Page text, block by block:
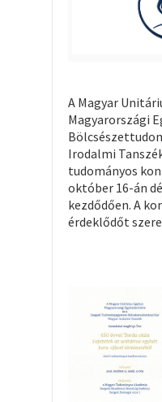
A Magyar
Magyarországi
Irodalmi
tudományos
október 16-án
kezdődően. A
érdeklődőt